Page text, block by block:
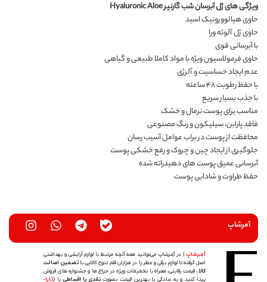
ویژگی های ژل آبرسان شب گارنیر Hyaluronic Aloe
حاوی هیالوورونیک اسید
حاوی ژل آلوئه ورا
با آبرسانی قوی
حاوی فرمولاسیون ویژه با مواد کاملا طبیعی و گیاهی
عدم ایجاد حساسیت و آلرژی
با حفظ رطوبت ۴۸ ساعته
با جذب بسیار سریع
مناسب برای پوست نرمال و خشک
فاقد پارابن، سیلیکون و رنگ مصنوعی
محافظت از پوست در براب عوامل آسیب رسان
جلوگیری از ایجاد چین و چروک و رفع خشکی پوست
آبرسانی عمیق پوست های دهیدراته شده
حفظ طراوت و شادابی پوست
آمرشاپ
آمِـرشاپ| در آمِـرشاپ می‌توانید همه آنچه مرتبط با لوازم آرایشی و بهداشتی
اصل گرفته تا لوازم برقی و عطر را در هزاران قلم تنوع کالایی باتضمین اصالت
کالا، قیمت رقابتی، همراه با تخفیفات ویژه در حراج ها و جشنواره های فروش
پیدا کنید و به سادگی با بهترین قیمت بصورتنقدی یا اقساطی با (تارا-